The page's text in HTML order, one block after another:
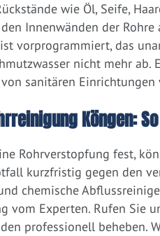
wie Öl, Seife,
Innenwänden der
vorprogrammiert, das
nicht mehr
sanitären
Köngen:
Rohrverstopfung fest,
kurzfristig gegen den
chemische
vom Experten. Rufen Sie
professionell beheben.